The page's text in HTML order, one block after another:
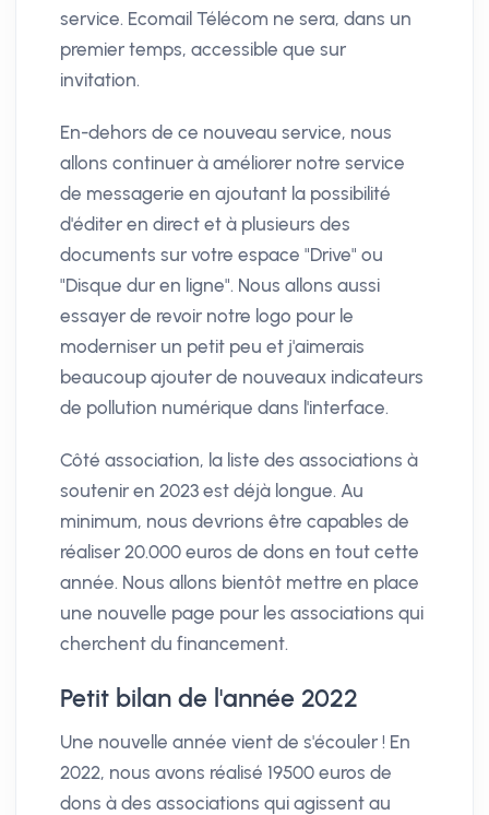
service. Ecomail Télécom ne sera, dans un
premier temps, accessible que sur
invitation.
En-dehors de ce nouveau service, nous
allons continuer à améliorer notre service
de messagerie en ajoutant la possibilité
d'éditer en direct et à plusieurs des
documents sur votre espace "Drive" ou
"Disque dur en ligne". Nous allons aussi
essayer de revoir notre logo pour le
moderniser un petit peu et j'aimerais
beaucoup ajouter de nouveaux indicateurs
de pollution numérique dans l'interface.
Côté association, la liste des associations à
soutenir en 2023 est déjà longue. Au
minimum, nous devrions être capables de
réaliser 20.000 euros de dons en tout cette
année. Nous allons bientôt mettre en place
une nouvelle page pour les associations qui
cherchent du financement.
Petit bilan de l'année 2022
Une nouvelle année vient de s'écouler ! En
2022, nous avons réalisé 19500 euros de
dons à des associations qui agissent au